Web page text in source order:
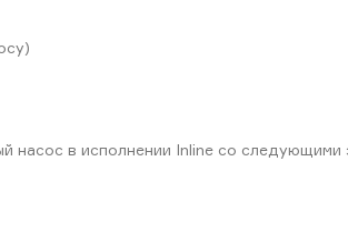
в исполнении Inline со следующими